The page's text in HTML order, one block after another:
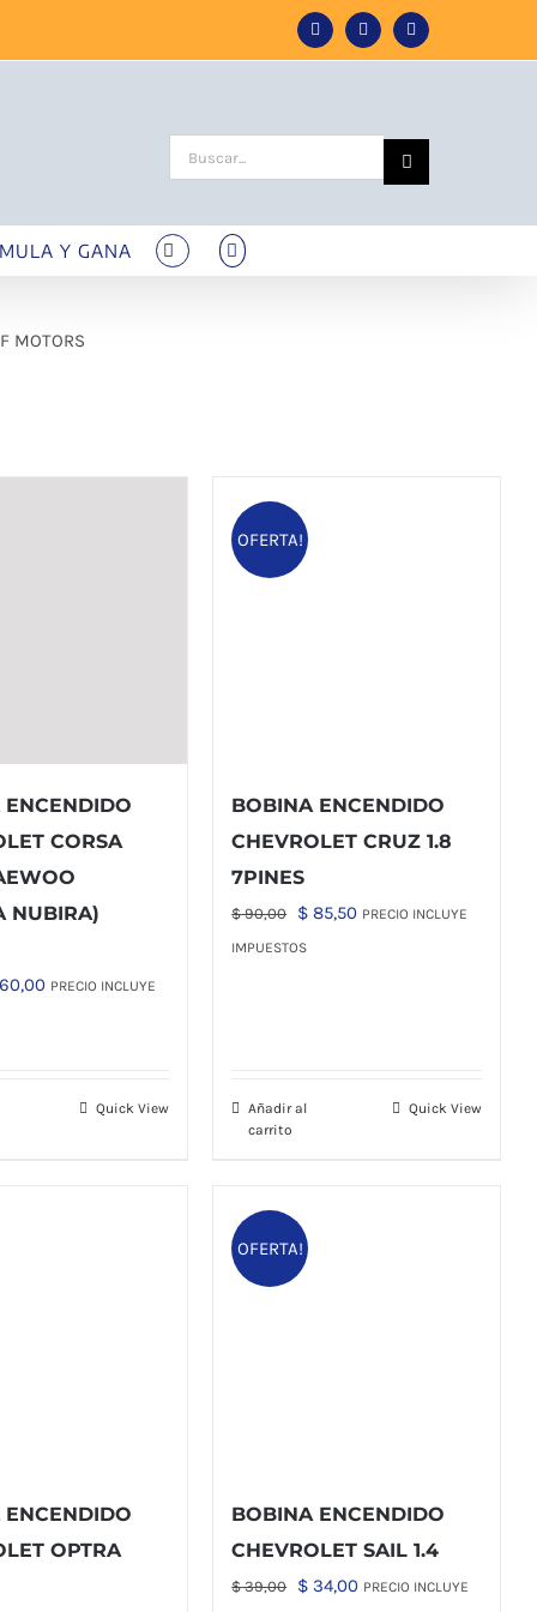
FacebookInstagramTiktok
Buscar:
Y GANA
MOTORS
CORSA
NUBIRA)
60,00El
$ 60,00.
PRECIO INCLUYE
Quick View
OFERTA!
BOBINA ENCENDIDO
CHEVROLET CRUZ 1.8
7PINES
$90,00
El
precio
$ 85,50ElPRECIO INCLUYE
IMPUESTOS
Añadir al
carrito
Quick View
OPTRA
OFERTA!
BOBINA ENCENDIDO
CHEVROLET SAIL 1.4
$39,00
El
$ 34,00ElPRECIO INCLUYE